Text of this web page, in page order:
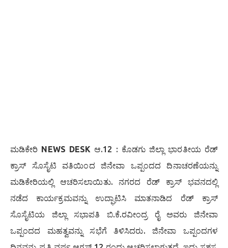
ಮಡಿಕೇರಿ NEWS DESK ಆ.12 : ಕೊಡಗು ಜಿಲ್ಲಾ ಭಾರತೀಯ ರೆಡ್
ಕ್ರಾಸ್ ಸೊಸೈಟಿ ವತಿಯಿಂದ ಜಿನೇವಾ ಒಪ್ಪಂದದ ದಿನಾಚರಣೆಯನ್ನು
ಮಡಿಕೇರಿಯಲ್ಲಿ ಆಚರಿಸಲಾಯಿತು. ನಗರದ ರೆಡ್ ಕ್ರಾಸ್ ಭವನದಲ್ಲಿ
ನಡೆದ ಕಾರ್ಯಕ್ರಮವನ್ನು ಉದ್ಘಾಟಿಸಿ ಮಾತನಾಡಿದ ರೆಡ್ ಕ್ರಾಸ್
ಸೊಸೈಟಿಯ ಜಿಲ್ಲಾ ಸಭಾಪತಿ ಬಿ.ಕೆ.ರವೀಂದ್ರ ರೈ ಅವರು ಜಿನೇವಾ
ಒಪ್ಪಂದದ ಮಹತ್ವವನ್ನು ಸಭೆಗೆ ತಿಳಿಸಿದರು. ಜಿನೇವಾ ಒಪ್ಪಂದಗಳ